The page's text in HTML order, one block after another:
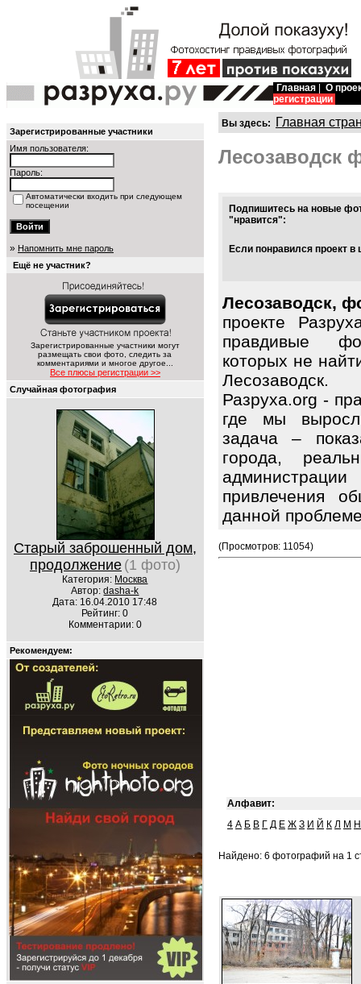
Главная
О
регистрации
Зарегистрированные участники
Имя пользователя:
Пароль:
Автоматически входить при следующем
посещении
» Напомнить мне пароль
Ещё не участник?
Зарегистрированные участники могут
размещать свои фото, следить за
комментариями и многое другое...
Все плюсы регистрации >>
Случайная фотография
Старый заброшенный дом,
продолжение (1 фото)
Категория: Москва
Автор:dasha-k
Дата: 16.04.2010 17:48
Рейтинг: 0
Комментарии: 0
Рекомендуем:
Вы здесь: Главная
Лесозаводск
Подпишитесь на новые
"нравится":
Если понравился проект
Лесозаводск,
проекте
правдивые
которых не
Лесозаводск.
Разруха.org -
где мы
задача –
города,
привлечения
данной
(Просмотров: 11054)
Алфавит:
4 А Б В Г Д Е Ж З И Й К Л М Н
Найдено: 6 фотографий на 1